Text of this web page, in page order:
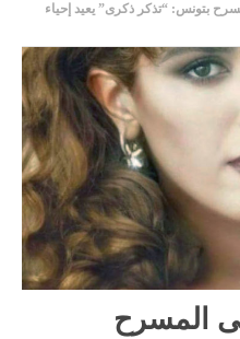
بتونس: “تذكر ذكرى” يعيد إحياء
المسرح